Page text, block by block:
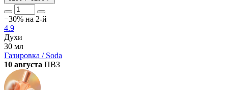
−30% на 2-й
4.9
Духи
30 мл
Газировка / Soda
10 августа ПВЗ